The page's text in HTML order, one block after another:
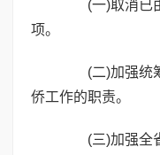
(一)取消已由
项。
(二)加强统筹
侨工作的职责。
(三)加强全省